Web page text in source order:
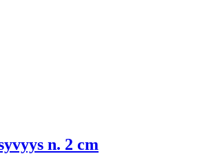
n. 2 cm